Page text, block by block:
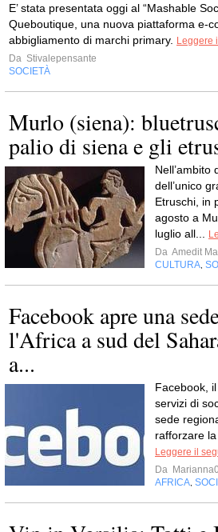
E’ stata presentata oggi al “Mashable
Queboutique, una nuova piattaforma e-
abbigliamento di marchi primary.
Leggere
Da Stivalepensante
SOCIETÀ
Murlo (siena):
palio di siena e gli
Nell’ambito
dell’unico
Etruschi, in
agosto a
luglio all...
Da Amedit
CULTURA
Facebook apre una
l'Africa a sud del
a...
Facebook,
servizi di
sede
rafforzare la
Leggere il
Da
AFRICA